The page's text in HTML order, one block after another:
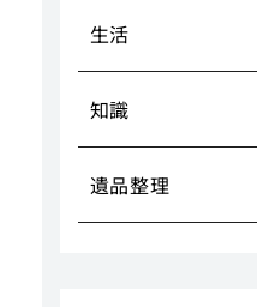
生活
知識
遺品整理